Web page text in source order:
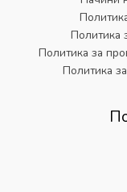
.
9
9
.
Политика
Политика за
Политика